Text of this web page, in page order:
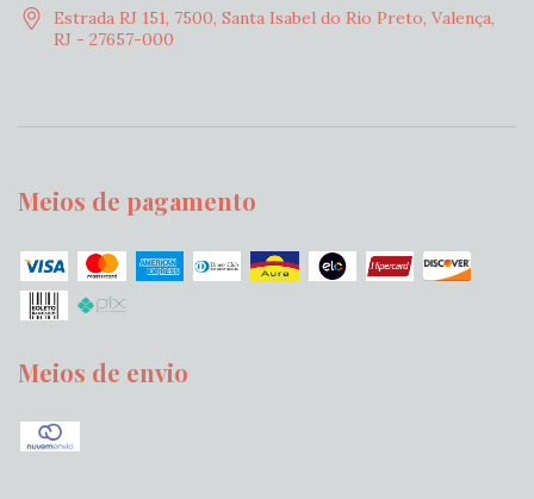
Estrada RJ 151, 7500, Santa Isabel do Rio Preto, Valença,
RJ - 27657-000
Meios de pagamento
Meios de envio